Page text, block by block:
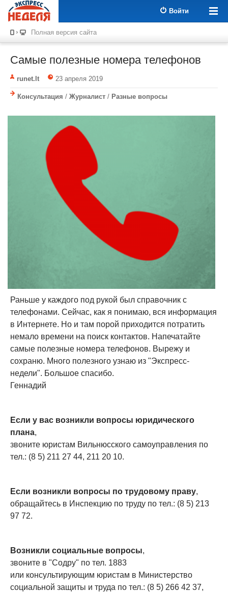
Войти
Полная версия сайта
Самые полезные номера телефонов
runet.lt 23 апреля 2019
Консультация / Журналист / Разные вопросы
Раньше у каждого под рукой был справочник с
телефонами. Сейчас, как я понимаю, вся информация
в Интернете. Но и там порой приходится потратить
немало времени на поиск контактов. Напечатайте
самые полезные номера телефонов. Вырежу и
сохраню. Много полезного узнаю из "Экспресс-
недели". Большое спасибо.
Геннадий
Если у вас возникли вопросы юридического
плана,
звоните юристам Вильнюсского самоуправления по
тел.: (8 5) 211 27 44, 211 20 10.
Если возникли вопросы по трудовому праву,
обращайтесь в Инспекцию по труду по тел.: (8 5) 213
97 72.
Возникли социальные вопросы,
звоните в "Содру" по тел. 1883
или консультирующим юристам в Министерство
социальной защиты и труда по тел.: (8 5) 266 42 37,